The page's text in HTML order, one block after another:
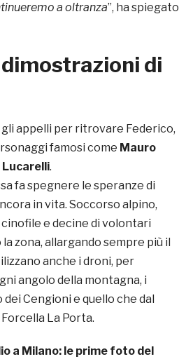
a oltranza”, ha spiegato
di
appelli per ritrovare Federico,
famosi come Mauro
.
fa spegnere le speranze di
in vita. Soccorso alpino,
e decine di volontari
zona, allargando sempre più il
anche i droni, per
angolo della montagna, i
Cengioni e quello che dal
La Porta.
a Milano: le prime foto del